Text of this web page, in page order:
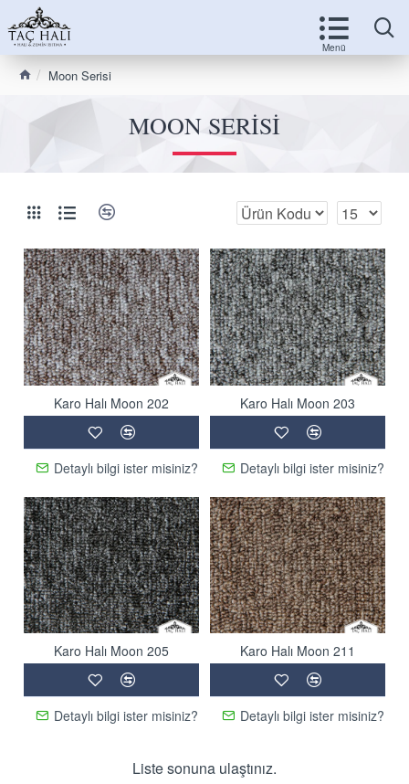
Moon Serisi
MOON SERISI
Karo Halı Moon 202
Detaylı bilgi ister misiniz?
Karo Halı Moon 203
Detaylı bilgi ister misiniz?
Karo Halı Moon 205
Detaylı bilgi ister misiniz?
Karo Halı Moon 211
Detaylı bilgi ister misiniz?
Liste sonuna ulaştınız.